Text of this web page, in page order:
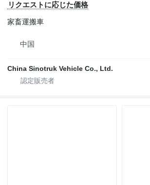
リクエストに応じた価格
家畜運搬車
中国
China Sinotruk Vehicle Co., Ltd.